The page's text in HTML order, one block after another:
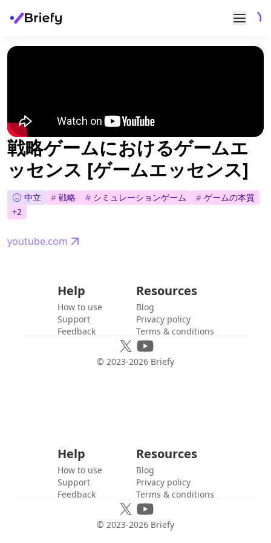
戦略ゲームにおけるゲームエ
ッセンス [ゲームエッセンス]
中立 # 戦略 # シミュレーションゲーム # ゲームの本質
+2
youtube.com
Help
How to use
Support
Feedback
Resources
Blog
Privacy policy
Terms & conditions
© 2023-2026 Briefy
Help
How to use
Support
Feedback
Resources
Blog
Privacy policy
Terms & conditions
© 2023-2026 Briefy